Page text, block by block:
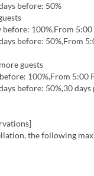
before: 50%
100%,From
before: 50%,From
guests
100%,From 5:00
before: 50%,30
the following